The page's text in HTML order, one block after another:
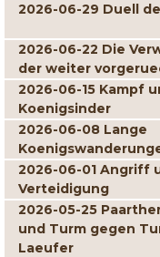
2026-06-29 Duell
2026-06-22 Die
der weiter
2026-06-15 Kampf
Koenigsinder
2026-06-08 Lange
2026-06-01 Angriff
Verteidigung
2026-05-25
und Turm gegen
Laeufer